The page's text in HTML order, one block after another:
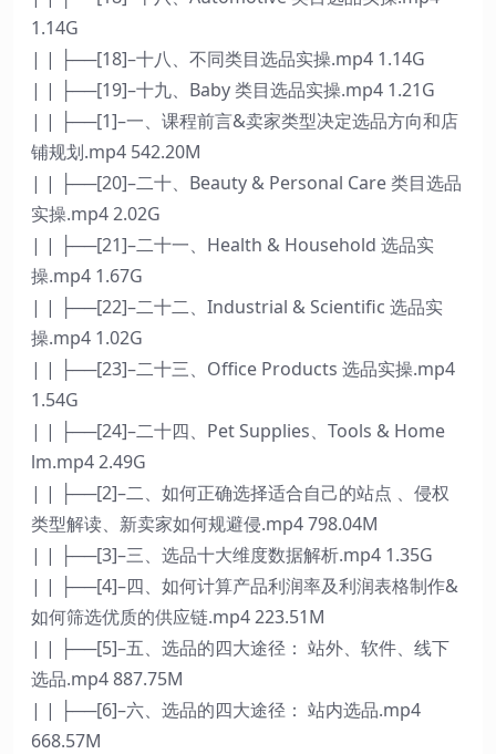
1.14G
| | ├──[18]–十八、不同类目选品实操.mp4 1.14G
| | ├──[19]–十九、Baby 类目选品实操.mp4 1.21G
| | ├──[1]–一、课程前言&卖家类型决定选品方向和店
铺规划.mp4 542.20M
| | ├──[20]–二十、Beauty & Personal Care 类目选品
实操.mp4 2.02G
| | ├──[21]–二十一、Health & Household 选品实
操.mp4 1.67G
| | ├──[22]–二十二、Industrial & Scientific 选品实
操.mp4 1.02G
| | ├──[23]–二十三、Office Products 选品实操.mp4
1.54G
| | ├──[24]–二十四、Pet Supplies、Tools & Home
lm.mp4 2.49G
| | ├──[2]–二、如何正确选择适合自己的站点 、侵权
类型解读、新卖家如何规避侵.mp4 798.04M
| | ├──[3]–三、选品十大维度数据解析.mp4 1.35G
| | ├──[4]–四、如何计算产品利润率及利润表格制作&
如何筛选优质的供应链.mp4 223.51M
| | ├──[5]–五、选品的四大途径： 站外、软件、线下
选品.mp4 887.75M
| | ├──[6]–六、选品的四大途径： 站内选品.mp4
668.57M